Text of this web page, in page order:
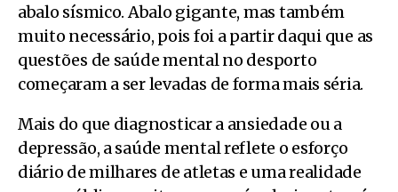
abalo sísmico. Abalo gigante, mas também
muito necessário, pois foi a partir daqui que as
questões de saúde mental no desporto
começaram a ser levadas de forma mais séria.
Mais do que diagnosticar a ansiedade ou a
depressão, a saúde mental reflete o esforço
diário de milhares de atletas e uma realidade